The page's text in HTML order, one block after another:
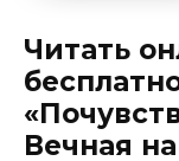
Читать
Вечная